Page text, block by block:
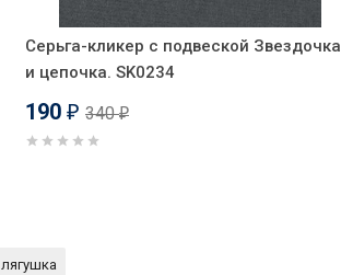
Серьга-кликер с подвеской Звездочка
и цепочка. SK0234
190 ₽ 340₽
лягушка